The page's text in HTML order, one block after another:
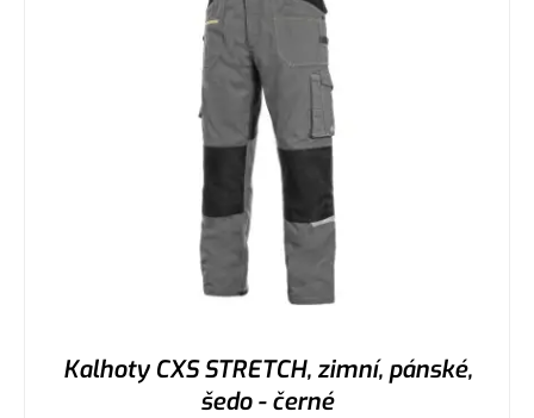
Kalhoty CXS STRETCH, zimní, pánské,
šedo - černé